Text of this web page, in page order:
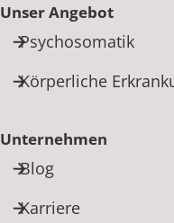
Unser Angebot
Psychosomatik
Körperliche
Unternehmen
Blog
Karriere